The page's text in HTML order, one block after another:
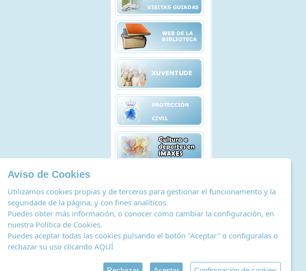
Política de cookies| Registro de actividades de tratamiento
Aviso de Cookies
Utilizamos cookies propias y de terceros para gestionar el funcionamento y la
seguridade de la página, y con fines analíticos.
Puedes obter más información, o conocer como cambiar la configuración, en
nuestra Política de Cookies.
Puedes aceptar todas las cookies pulsando el botón "Aceptar" o configuralas o
rechazar su uso clicando AQUÍ